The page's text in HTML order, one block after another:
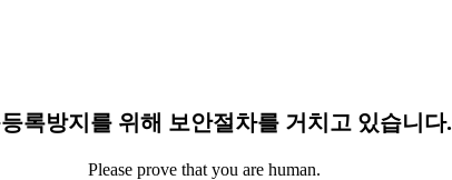
록방지를 위해 보안절차를 거치고 있습니다.
Please prove that you are human.